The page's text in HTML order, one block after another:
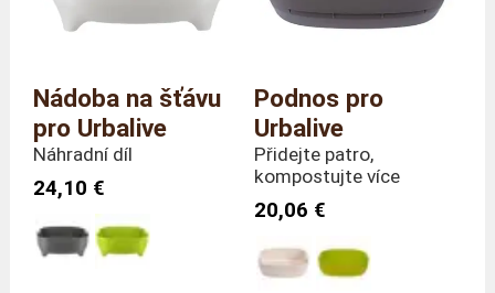
Nádoba na šťávu
pro Urbalive
Náhradní díl
24,10 €
Podnos pro
Urbalive
Přidejte patro,
kompostujte více
20,06 €